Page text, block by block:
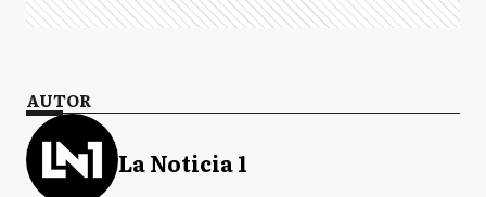
AUTOR
La Noticia 1